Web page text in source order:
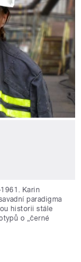
Karin
paradigma
historii stále
o „černé